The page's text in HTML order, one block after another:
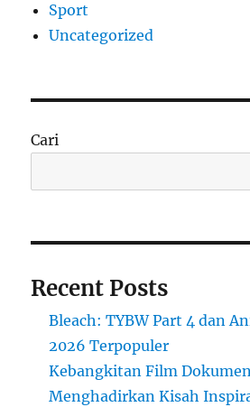
Sport
Uncategorized
Cari
Recent Posts
Bleach: TYBW Part 4 dan
2026 Terpopuler
Kebangkitan Film
Menghadirkan Kisah